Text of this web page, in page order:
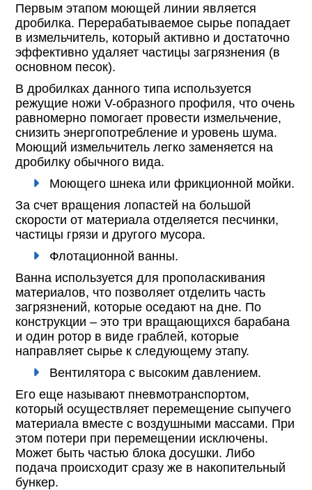
Первым этапом моющей линии является
дробилка. Перерабатываемое сырье попадает
в измельчитель, который активно и достаточно
эффективно удаляет частицы загрязнения (в
основном песок).
В дробилках данного типа используется
режущие ножи V-образного профиля, что очень
равномерно помогает провести измельчение,
снизить энергопотребление и уровень шума.
Моющий измельчитель легко заменяется на
дробилку обычного вида.
Моющего шнека или фрикционной мойки.
За счет вращения лопастей на большой
скорости от материала отделяется песчинки,
частицы грязи и другого мусора.
Флотационной ванны.
Ванна используется для прополаскивания
материалов, что позволяет отделить часть
загрязнений, которые оседают на дне. По
конструкции – это три вращающихся барабана
и один ротор в виде граблей, которые
направляет сырье к следующему этапу.
Вентилятора с высоким давлением.
Его еще называют пневмотранспортом,
который осуществляет перемещение сыпучего
материала вместе с воздушными массами. При
этом потери при перемещении исключены.
Может быть частью блока досушки. Либо
подача происходит сразу же в накопительный
бункер.